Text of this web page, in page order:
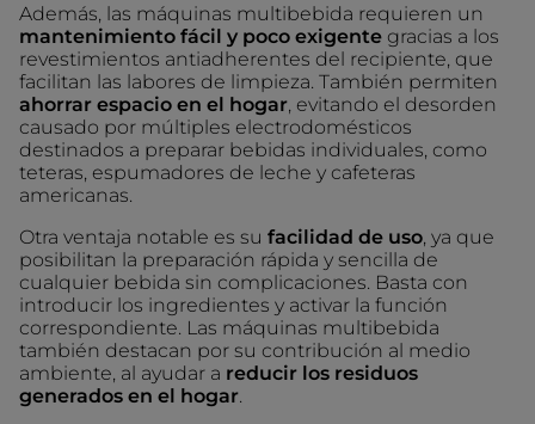
Además, las máquinas multibebida requieren un
mantenimiento fácil y poco exigente gracias a los
revestimientos antiadherentes del recipiente, que
facilitan las labores de limpieza. También permiten
ahorrar espacio en el hogar , evitando el desorden
causado por múltiples electrodomésticos
destinados a preparar bebidas individuales, como
teteras, espumadores de leche y cafeteras
americanas.
Otra ventaja notable es su facilidad de uso , ya que
posibilitan la preparación rápida y sencilla de
cualquier bebida sin complicaciones. Basta con
introducir los ingredientes y activar la función
correspondiente. Las máquinas multibebida
también destacan por su contribución al medio
ambiente, al ayudar a reducir los residuos
generados en el hogar.